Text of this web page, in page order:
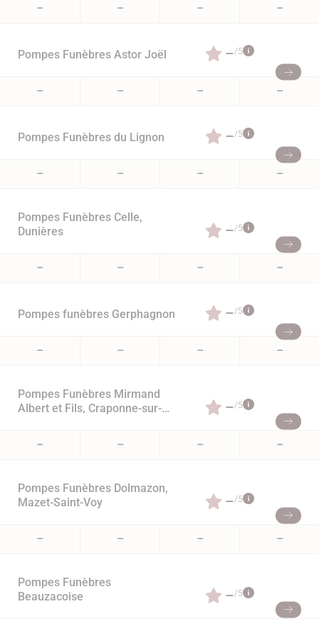
– – – –
Pompes Funèbres Astor Joël –/5
– – – –
Pompes Funèbres du Lignon –/5
– – – –
Pompes Funèbres Celle,
Dunières
–/5
– – – –
Pompes funèbres Gerphagnon –/5
– – – –
Pompes Funèbres Mirmand
Albert et Fils, Craponne-sur-
–/5
– – – –
Pompes Funèbres Dolmazon,
Mazet-Saint-Voy
–/5
– – – –
Pompes Funèbres
Beauzacoise
–/5